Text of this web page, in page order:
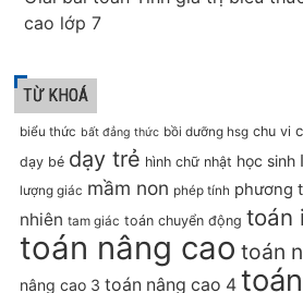
cao lớp 7
TỪ KHOÁ
biểu thức bất đẳng thức bồi dưỡng hsg chu vi
dạy bé dạy trẻ hình chữ nhật học sinh
lượng giác mầm non phép tính phương
nhiên tam giác toán chuyển động toán
toán nâng cao toán
nâng cao 3 toán nâng cao 4